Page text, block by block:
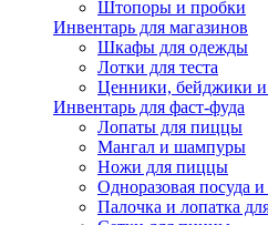
Штопоры и пробки
Инвентарь для магазинов
Шкафы для одежды
Лотки для теста
Ценники, бейджики и
Инвентарь для фаст-фуда
Лопаты для пиццы
Мангал и шампуры
Ножи для пиццы
Одноразовая посуда
Палочка и лопатка